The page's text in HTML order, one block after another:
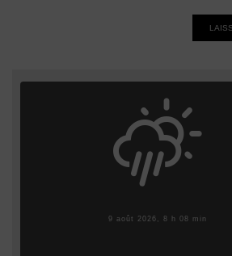
9 août 2026, 8 h 08 min